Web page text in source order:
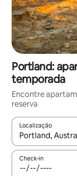
Portland:
temporada
Encontre
reserva
Localização
Quando os
Check-in